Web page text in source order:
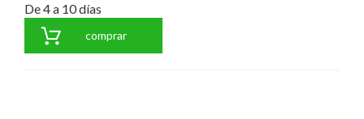
De 4 a 10 días
comprar